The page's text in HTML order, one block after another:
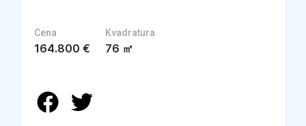
Cena
164.800 €
Kvadratura
76 ㎡